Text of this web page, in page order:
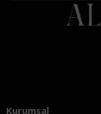
Kurumsal